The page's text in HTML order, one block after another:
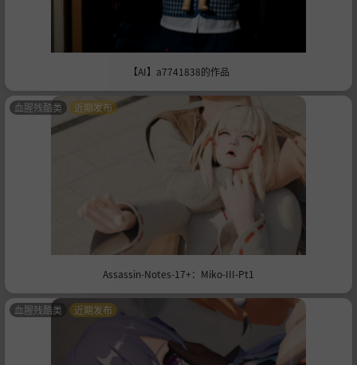
【AI】a7741838的作品
Assassin-Notes-17+：Miko-III-Pt1
血腥残酷类 近期发布
血腥残酷类 近期发布